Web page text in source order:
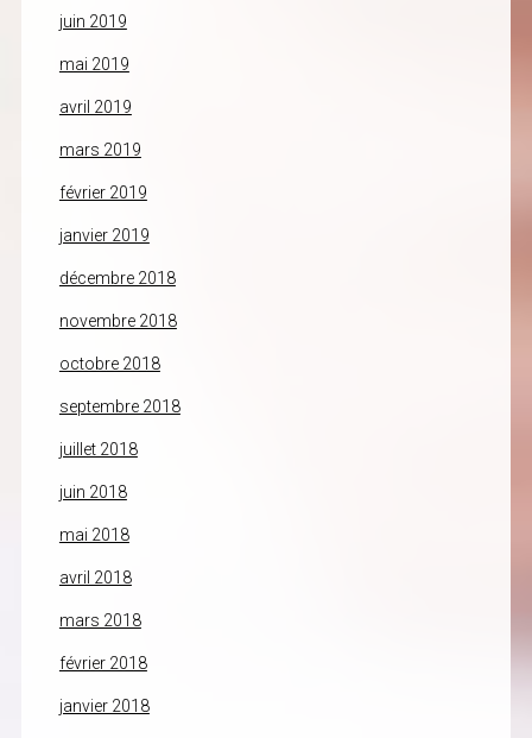
juin 2019
mai 2019
avril 2019
mars 2019
février 2019
janvier 2019
décembre 2018
novembre 2018
octobre 2018
septembre 2018
juillet 2018
juin 2018
mai 2018
avril 2018
mars 2018
février 2018
janvier 2018